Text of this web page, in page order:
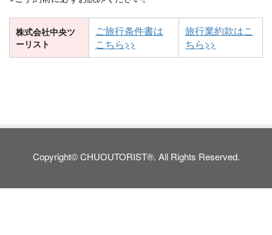
日本旅行業協会正会員
閉じる
株式会社中央ツ
ーリスト
ご旅行条件書は
こちら>>
旅行業約款はこ
ちら>>
Copyright© CHUOUTORIST®. All Rights Reserved.